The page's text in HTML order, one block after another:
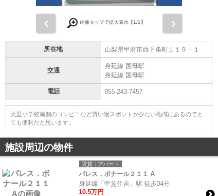
画像タップで拡大表示【1/1】
所在地 山梨県甲府市西下条町１１９－１
交通
身延線 国母駅
身延線 国母駅
電話 055-243-7457
大里小学校南側のコンビニなど買い物スポットが少ない地域にあるのでと
ても便利だと思います。
施設周辺の物件
賃貸｜アパート
パレス．ボナール２１１ A
身延線「甲斐住吉」駅 徒歩34分
10.5万円